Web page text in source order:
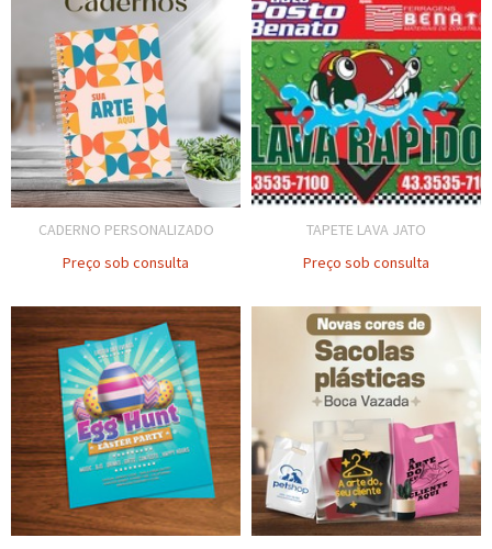
CADERNO PERSONALIZADO
Preço sob consulta
TAPETE LAVA JATO
Preço sob consulta